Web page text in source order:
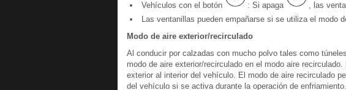
Vehículos con el botón : Si apaga
, las
Las ventanillas pueden empañarse si se utiliza el modo
Modo de aire exterior/recirculado
Al conducir por calzadas con mucho polvo tales como
modo de aire exterior/recirculado en el modo aire
exterior al interior del vehículo. El modo de aire recirculado
del vehículo si se activa durante la operación de enfriamiento.